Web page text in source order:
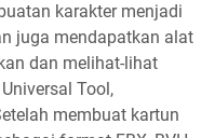
karakter menjadi
juga mendapatkan alat
dan melihat-lihat
Tool,
membuat kartun